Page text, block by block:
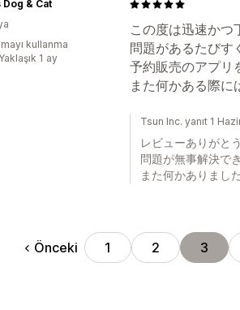
この度は迅速かつ
問題があるたびす
予約販売のアプリ
また何かある際に
& Cat
kullanma
1 ay
Tsun Inc. yanıt 1
レビューありがと
問題が無事解決で
また何かありまし
Önceki 1 2 3